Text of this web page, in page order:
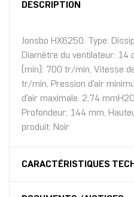
DESCRIPTION
Jonsbo HX6250. Type:
Diamètre du ventilateur: 14
(min): 700 tr/min, Vitesse
tr/min, Pression d'air
d'air maximale: 2,74
Profondeur: 144 mm,
produit: Noir
CARACTÉRISTIQUES